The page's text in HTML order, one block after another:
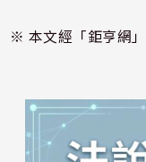
※ 本文經「鉅亨網